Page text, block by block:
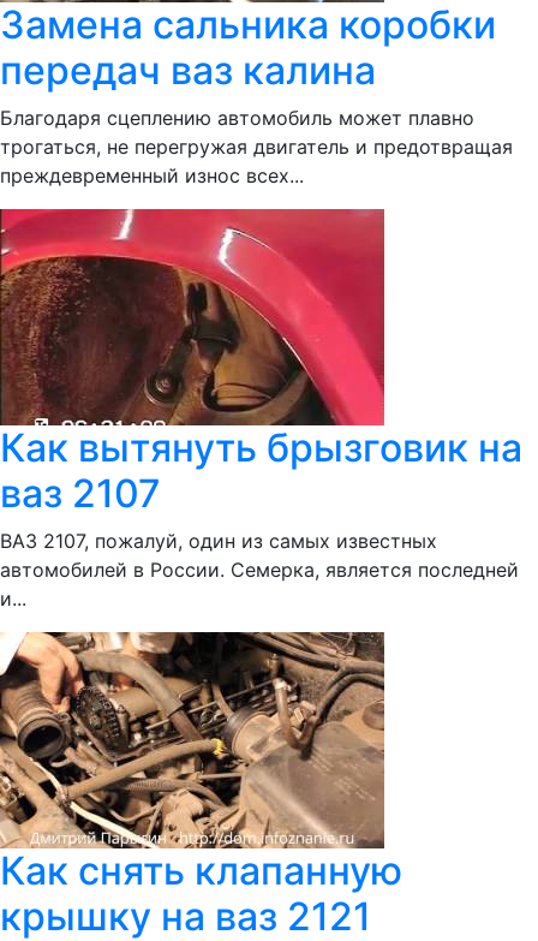
Замена сальника коробки
передач ваз калина
Благодаря сцеплению автомобиль может плавно
трогаться, не перегружая двигатель и предотвращая
преждевременный износ всех...
Как вытянуть брызговик на
ваз 2107
ВАЗ 2107, пожалуй, один из самых известных
автомобилей в России. Семерка, является последней
и...
Как снять клапанную
крышку на ваз 2121